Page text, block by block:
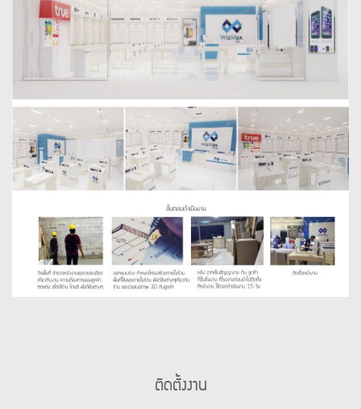
ติดตั้งงาน